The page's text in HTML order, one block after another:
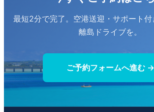
最短2分で完了。空港送迎・サポート
離島ドライブを。
ご予約フォームへ進む →